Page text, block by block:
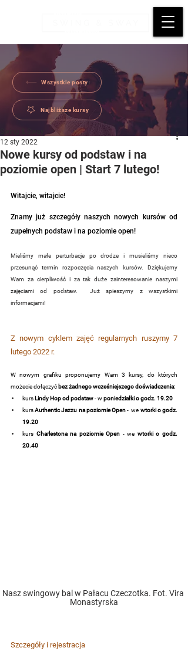
Wszystkie posty
Najbliższe kursy
Nowe kursy od podstaw i na
poziomie open | Start 7 lutego!
12 sty 2022
Witajcie, witajcie!
Znamy już szczegóły naszych nowych kursów od
zupełnych podstaw i na poziomie open!
Mieliśmy małe perturbacje po drodze i musieliśmy nieco
przesunąć termin rozpoczęcia naszych kursów. Dziękujemy
Wam za cierpliwość i za tak duże zainteresowanie naszymi
zajęciami od podstaw.  Już spieszymy z wszystkimi
informacjami!
Z nowym cyklem zajęć regularnych ruszymy 7
lutego 2022 r.
W nowym grafiku proponujemy Wam 3 kursy, do których
możecie dołączyć bez żadnego wcześniejszego doświadczenia:
kurs Lindy Hop od podstaw - w poniedziałki o godz. 19.20
kurs Authentic Jazzu na poziomie Open -  we wtorki o godz.
19.20
kurs Charlestona na poziomie Open - we wtorki o godz.
20.40
Nasz swingowy bal w Pałacu Czeczotka. Fot. Vira
Monastyrska
Szczegóły i rejestracja